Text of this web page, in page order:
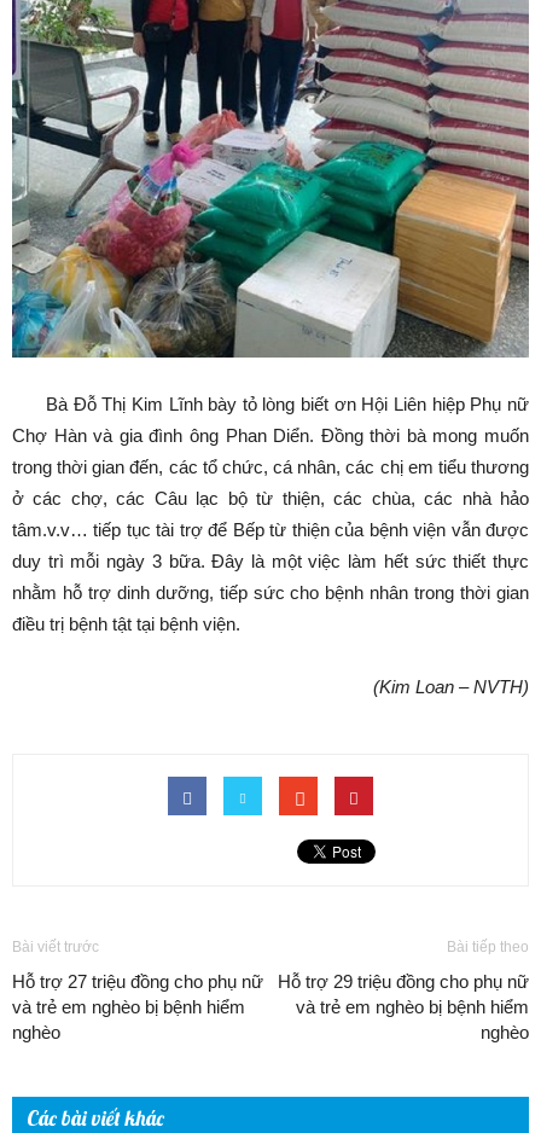
Bà Đỗ Thị Kim Lĩnh bày tỏ lòng biết ơn Hội Liên hiệp Phụ nữ
Chợ Hàn và gia đình ông Phan Diển. Đồng thời bà mong muốn
trong thời gian đến, các tổ chức, cá nhân, các chị em tiểu thương
ở các chợ, các Câu lạc bộ từ thiện, các chùa, các nhà hảo
tâm.v.v… tiếp tục tài trợ để Bếp từ thiện của bệnh viện vẫn được
duy trì mỗi ngày 3 bữa. Đây là một việc làm hết sức thiết thực
nhằm hỗ trợ dinh dưỡng, tiếp sức cho bệnh nhân trong thời gian
điều trị bệnh tật tại bệnh viện.
(Kim Loan – NVTH)
Bài viết trước
Hỗ trợ 27 triệu đồng cho phụ nữ
và trẻ em nghèo bị bệnh hiểm
nghèo
Bài tiếp theo
Hỗ trợ 29 triệu đồng cho phụ nữ
và trẻ em nghèo bị bệnh hiểm
nghèo
Các bài viết khác